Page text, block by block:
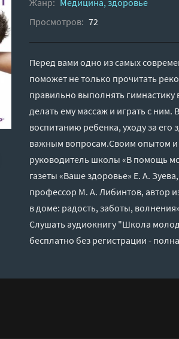
Просмотров: 72
Перед вами одно из самых
поможет не только прочитать
правильно выполнять
делать ему массаж и играть с
воспитанию ребенка, уходу за
важным вопросам.Своим опытом и
руководитель школы «В помощь
газеты «Ваше здоровье» Е. А.
профессор М. А. Либинтов, автор
в доме: радость, заботы,
Слушать аудиокнигу "Школа
бесплатно без регистрации -